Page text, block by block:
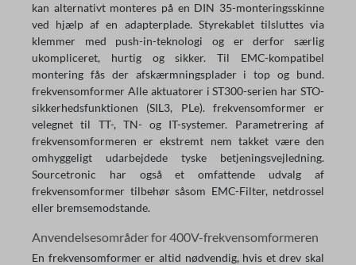
kan alternativt monteres på en DIN 35-monteringsskinne
ved hjælp af en adapterplade. Styrekablet tilsluttes via
klemmer med push-in-teknologi og er derfor særlig
ukompliceret, hurtig og sikker. Til EMC-kompatibel
montering fås der afskærmningsplader i top og bund.
frekvensomformer Alle aktuatorer i ST300-serien har STO-
sikkerhedsfunktionen (SIL3, PLe). frekvensomformer er
velegnet til TT-, TN- og IT-systemer. Parametrering af
frekvensomformeren er ekstremt nem takket være den
omhyggeligt udarbejdede tyske betjeningsvejledning.
Sourcetronic har også et omfattende udvalg af
frekvensomformer tilbehør såsom EMC-Filter, netdrossel
eller bremsemodstande.
Anvendelsesområder for 400V-frekvensomformeren
En frekvensomformer er altid nødvendig, hvis et drev skal